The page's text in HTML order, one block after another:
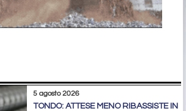
5 agosto 2026
TONDO: ATTESE MENO RIBASSISTE IN